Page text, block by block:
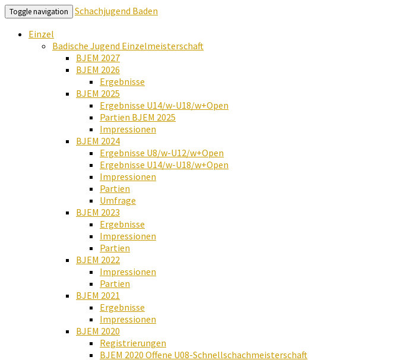
Toggle navigation
Schachjugend Baden
Einzel
Badische Jugend Einzelmeisterschaft
BJEM 2027
BJEM 2026
Ergebnisse
BJEM 2025
Ergebnisse U14/w-U18/w+Open
Partien BJEM 2025
Impressionen
BJEM 2024
Ergebnisse U8/w-U12/w+Open
Ergebnisse U14/w-U18/w+Open
Impressionen
Partien
Umfrage
BJEM 2023
Ergebnisse
Impressionen
Partien
BJEM 2022
Impressionen
Partien
BJEM 2021
Ergebnisse
Impressionen
BJEM 2020
Registrierungen
BJEM 2020 Offene U08-Schnellschachmeisterschaft